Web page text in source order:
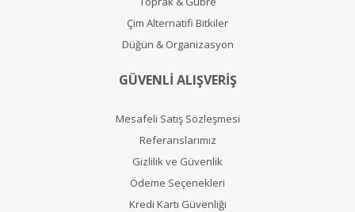
Çim Alternatifi Bitkiler
Düğün & Organizasyon
GÜVENLİ ALIŞVERİŞ
Mesafeli Satış Sözleşmesi
Referanslarımız
Gizlilik ve Güvenlik
Ödeme Seçenekleri
Kredi Kartı Güvenliği